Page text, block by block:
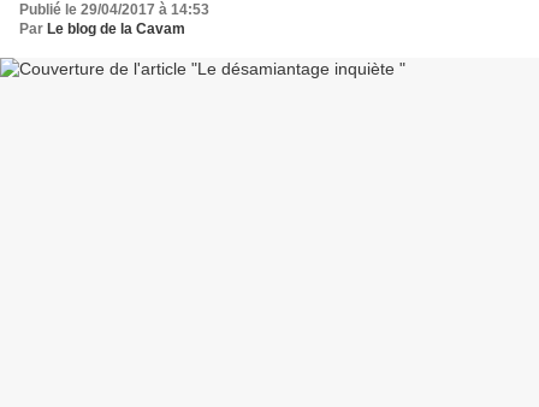
Publié le 29/04/2017 à 14:53
Par Le blog de la Cavam